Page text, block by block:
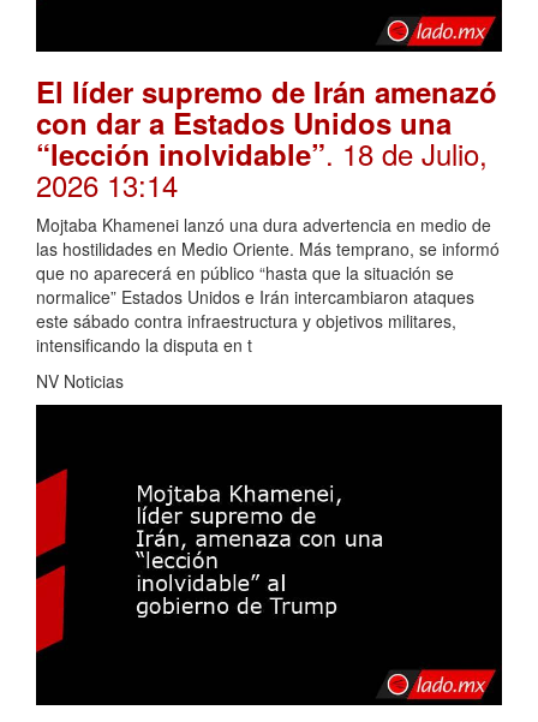
El líder supremo de Irán amenazó
con dar a Estados Unidos una
“lección inolvidable”. 18 de Julio,
2026 13:14
Mojtaba Khamenei lanzó una dura advertencia en medio de
las hostilidades en Medio Oriente. Más temprano, se informó
que no aparecerá en público “hasta que la situación se
normalice” Estados Unidos e Irán intercambiaron ataques
este sábado contra infraestructura y objetivos militares,
intensificando la disputa en t
NV Noticias